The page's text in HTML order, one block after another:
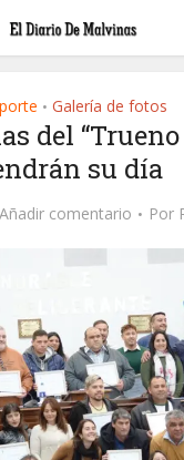
• Galería de fotos
del “Trueno
su día
Añadir comentario Por